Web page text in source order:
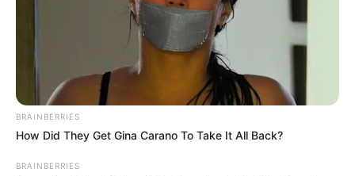
BRAINBERRIES
How Did They Get Gina Carano To Take It All Back?
BRAINBERRIES